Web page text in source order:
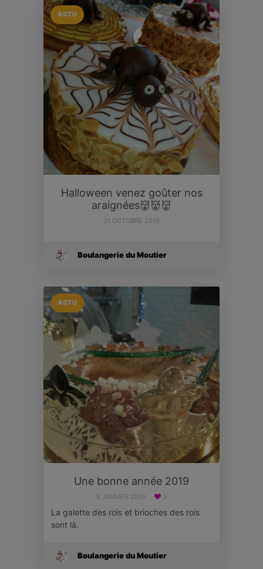
ACTU
Halloween venez goûter nos
araignées👹👹👹
31 OCTOBRE 2019
Boulangerie du Moutier
ACTU
Une bonne année 2019
5 JANVIER 2019 3
La galette des rois et brioches des rois
sont là.
Boulangerie du Moutier